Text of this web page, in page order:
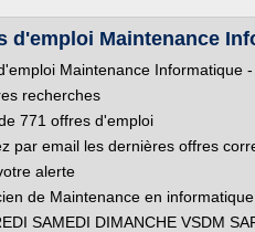
d'emploi Maintenance
Maintenance Informatique
recherches
771 offres d'emploi
par email les dernières offres
alerte
de Maintenance en
SAMEDI DIMANCHE VSDM